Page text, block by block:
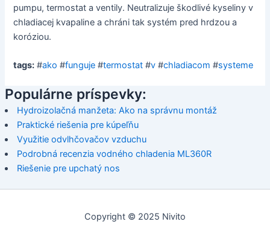
pumpu, termostat a ventily. Neutralizuje škodlivé kyseliny v
chladiacej kvapaline a chráni tak systém pred hrdzou a
koróziou.
tags: #ako #funguje #termostat #v #chladiacom #systeme
Populárne príspevky:
Hydroizolačná manžeta: Ako na správnu montáž
Praktické riešenia pre kúpeľňu
Využitie odvlhčovačov vzduchu
Podrobná recenzia vodného chladenia ML360R
Riešenie pre upchatý nos
Copyright © 2025 Nivito